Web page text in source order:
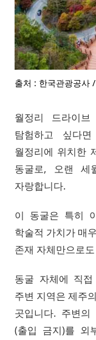
출처 : 한국관광공사
월정리 드라이
탐험하고 싶다
월정리에 위치한
동굴로, 오랜 세
자랑합니다.
이 동굴은 특히
학술적 가치가 매
존재 자체만으로
동굴 자체에 직
주변 지역은 제주
곳입니다. 주변
(출입 금지)를 외